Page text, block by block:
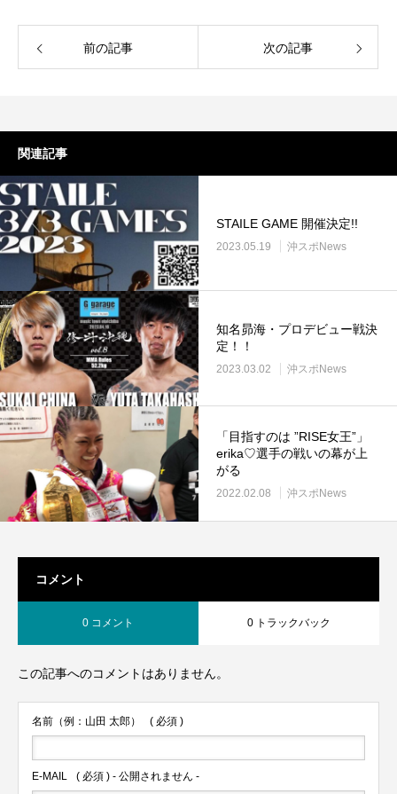
前の記事 次の記事
関連記事
STAILE GAME 開催決定!!
2023.05.19 沖スポNews
知名昴海・プロデビュー戦決
定！！
2023.03.02 沖スポNews
「目指すのは ”RISE女王”」
erika♡選手の戦いの幕が上
がる
2022.02.08 沖スポNews
コメント
0 コメント 0 トラックバック
この記事へのコメントはありません。
名前（例：山田 太郎） ( 必須 )
E-MAIL ( 必須 ) - 公開されません -